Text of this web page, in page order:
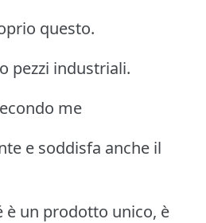
questo.
pezzi industriali.
me
e soddisfa anche il
è un prodotto unico, è